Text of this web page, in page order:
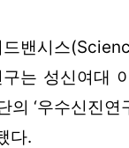
드밴시스
는 성신여대
‘우수신진연
다.